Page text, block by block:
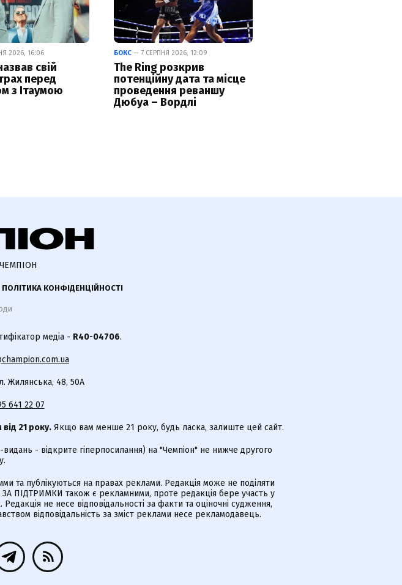
2026, 16:06
свій
перед
з Ітаумою
БОКС — 7 СЕРПНЯ 2026, 12:09
The Ring розкрив
потенційну дата та місце
проведення реваншу
Дюбуа – Вордлі
ПОЛІТИКА КОНФІДЕНЦІЙНОСТІ
медіа - R40-04706.
Жилянська, 48, 50А
641 22 07
21 року. Якщо вам менше 21 року, будь ласка, залиште цей сайт.
- відкрите гіперпосилання) на "Чемпіон" не нижче другого
та публікуються на правах реклами. Редакція може не поділяти
ПІДТРИМКИ також є рекламними, проте редакція бере участь у
не несе відповідальності за факти та оціночні судження,
відповідальність за зміст реклами несе рекламодавець.